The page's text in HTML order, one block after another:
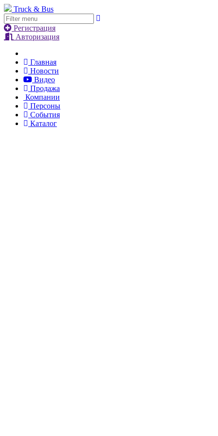
Truck & Bus
Регистрация
Авторизация
Главная
Новости
Видео
Продажа
Компании
Персоны
События
Каталог